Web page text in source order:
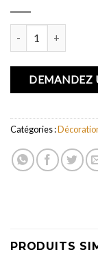
DEMANDEZ
Catégories :
PRODUITS